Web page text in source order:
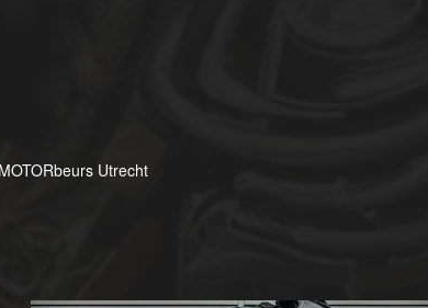
Utrecht